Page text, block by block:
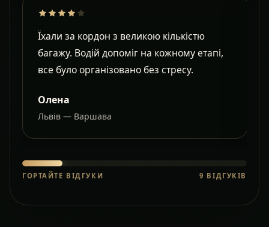
Їхали за кордон з великою кількістю
багажу. Водій допоміг на кожному етапі,
все було організовано без стресу.
Олена
Львів — Варшава
ГОРТАЙТЕ ВІДГУКИ 9 ВІДГУКІВ